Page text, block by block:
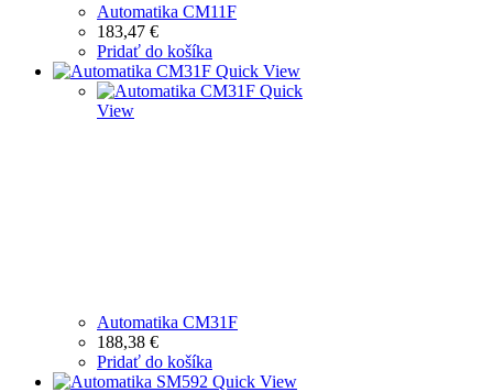
Automatika CM11F
183,47 €
Pridať do košíka
Quick View
Quick
View
Automatika CM31F
188,38 €
Pridať do košíka
Quick View